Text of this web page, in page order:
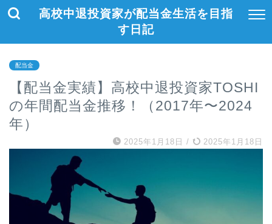
高校中退投資家が配当金生活を目指
す日記
配当金
【配当金実績】高校中退投資家TOSHI
の年間配当金推移！（2017年〜2024
年）
2025年1月18日 / 2025年1月18日